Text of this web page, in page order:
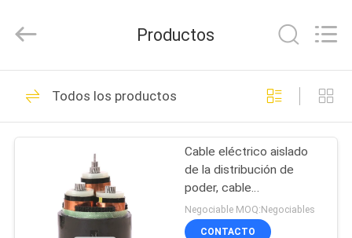
INICIO
PRODUCTOS
VIDEOS
Cable
(Group)
All
Reserved.
XLPE aisló el cable
de alimentación
306
Productos
Todos los productos
Cable eléctrico aislado
de la distribución de
poder, cable
constructivo del Pvc de
Xlpe
Negociable MOQ:Negociables
CONTACTO